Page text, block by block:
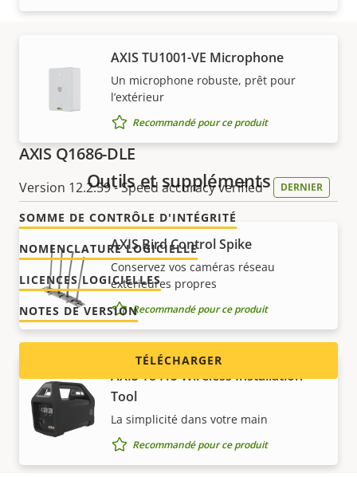
AXIS TU1001-VE Microphone
Un microphone robuste, prêt pour
l’extérieur
Recommandé pour ce produit
Outils et suppléments
AXIS Bird Control Spike
Conservez vos caméras réseau
extérieures propres
Recommandé pour ce produit
AXIS T8415 Wireless Installation
Tool
La simplicité dans votre main
Recommandé pour ce produit
Télécharger
AXIS Q1686-DLE
Version 12.2.59 - Speed accuracy verified DERNIER
SOMME DE CONTRÔLE D'INTÉGRITÉ
NOMENCLATURE LOGICIELLE
LICENCES LOGICIELLES
NOTES DE VERSION
TÉLÉCHARGER